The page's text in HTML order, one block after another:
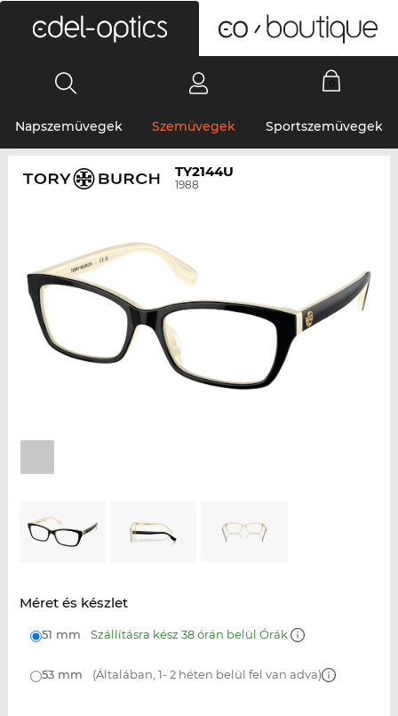
Napszemüvegek Szemüvegek Sportszemüvegek
TY2144U
1988
Méret és készlet
51 mm Szállításra kész 38 órán belül Órák
53 mm (Általában, 1- 2 héten belül fel van adva)